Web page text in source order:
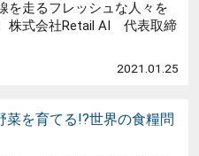
を走るフレッシュな人々を
株式会社Retail AI 代表取締
2021.01.25
菜を育てる!?世界の食糧問